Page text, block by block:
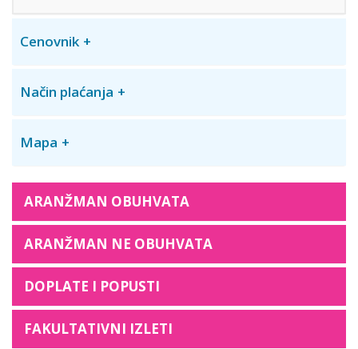
Cenovnik
Način plaćanja
Mapa
ARANŽMAN OBUHVATA
ARANŽMAN NE OBUHVATA
DOPLATE I POPUSTI
FAKULTATIVNI IZLETI